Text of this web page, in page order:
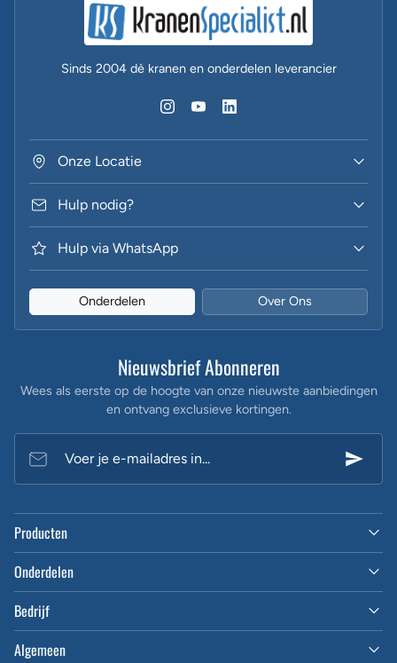
Sinds 2004 dè kranen en onderdelen leverancier
Onze Locatie
Hulp nodig?
Hulp via WhatsApp
Onderdelen Over Ons
Nieuwsbrief Abonneren
Wees als eerste op de hoogte van onze nieuwste aanbiedingen
en ontvang exclusieve kortingen.
Voer je e-mailadres in...
Producten
Onderdelen
Bedrijf
Algemeen